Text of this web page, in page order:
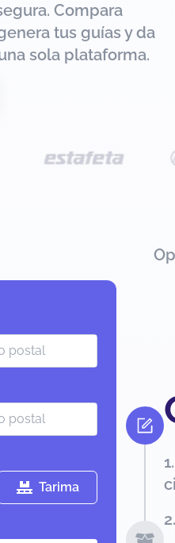
Compara
tus guías y da
sola plataforma.
Tarima